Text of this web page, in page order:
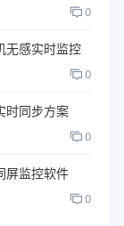
0
无感实时监控
0
时同步方案
0
屏监控软件
0